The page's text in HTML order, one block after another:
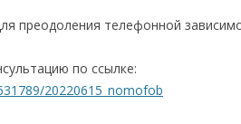
преодоления телефонной
по ссылке:
20220615_nomofob